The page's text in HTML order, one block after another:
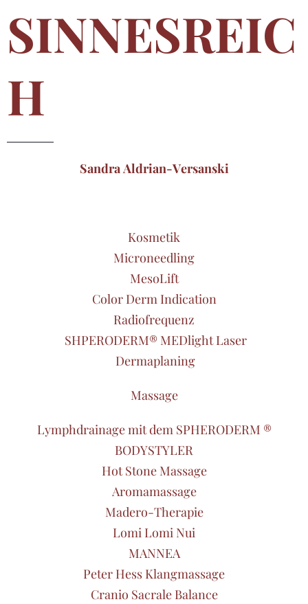
SINNESREIC
H
Sandra Aldrian-Versanski
Kosmetik
Microneedling
MesoLift
Color Derm Indication
Radiofrequenz
SHPERODERM® MEDlight Laser
Dermaplaning
Massage
Lymphdrainage mit dem SPHERODERM ®
BODYSTYLER
Hot Stone Massage
Aromamassage
Madero-Therapie
Lomi Lomi Nui
MANNEA
Peter Hess Klangmassage
Cranio Sacrale Balance